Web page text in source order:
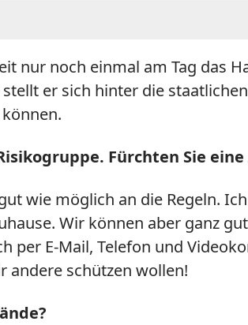
nur noch einmal am Tag das
er sich hinter die
Fürchten Sie
wie möglich an die Regeln.
Wir können aber ganz
E-Mail, Telefon und
andere schützen wollen!